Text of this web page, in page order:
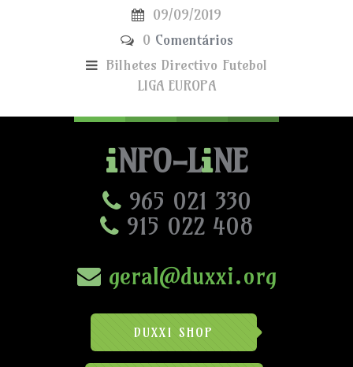
09/09/2019
0 Comentários
Bilhetes Directivo Futebol
LIGA EUROPA
NFO-L NE
965 021 330
915 022 408
geral@duxxi.org
DUXXI SHOP